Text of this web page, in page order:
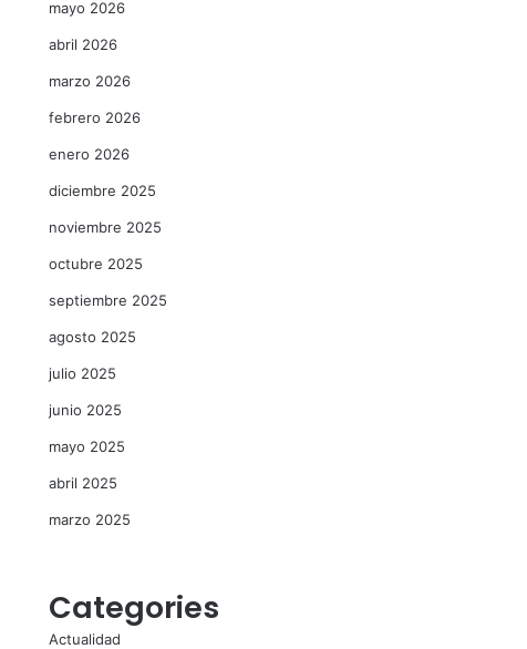
mayo 2026
abril 2026
marzo 2026
febrero 2026
enero 2026
diciembre 2025
noviembre 2025
octubre 2025
septiembre 2025
agosto 2025
julio 2025
junio 2025
mayo 2025
abril 2025
marzo 2025
Categories
Actualidad